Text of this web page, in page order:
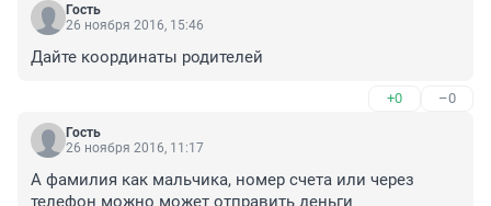
Гость
26 ноября 2016, 15:46
Дайте координаты родителей
+0 –0
Гость
26 ноября 2016, 11:17
А фамилия как мальчика, номер счета или через
телефон можно может отправить деньги